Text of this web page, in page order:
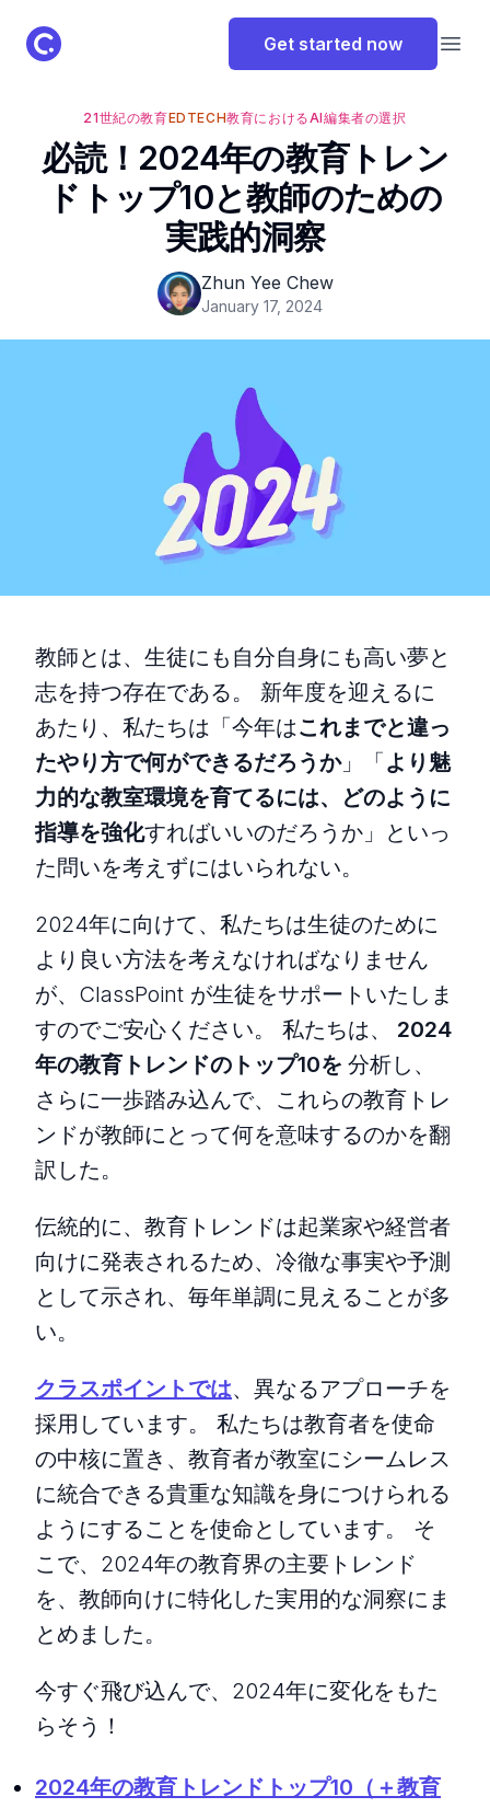
ClassPoint Logo Get started now
21世紀の教育EDTECH教育におけるAI編集者の選択
必読！2024年の教育トレン
ドトップ10と教師のための
実践的洞察
Zhun Yee Chew
January 17, 2024
教師とは、生徒にも自分自身にも高い夢と
志を持つ存在である。 新年度を迎えるに
あたり、私たちは「今年はこれまでと違っ
たやり方で何ができるだろうか」「より魅
力的な教室環境を育てるには、どのように
指導を強化すればいいのだろうか」といっ
た問いを考えずにはいられない。
2024年に向けて、私たちは生徒のために
より良い方法を考えなければなりません
が、ClassPoint が生徒をサポートいたしま
すのでご安心ください。 私たちは、
2024
年の教育トレンドのトップ10を 分析し、
さらに一歩踏み込んで、これらの教育トレ
ンドが教師にとって何を意味するのかを翻
訳した。
伝統的に、教育トレンドは起業家や経営者
向けに発表されるため、冷徹な事実や予測
として示され、毎年単調に見えることが多
い。
クラスポイントでは、異なるアプローチを
採用しています。 私たちは教育者を使命
の中核に置き、教育者が教室にシームレス
に統合できる貴重な知識を身につけられる
ようにすることを使命としています。 そ
こで、2024年の教育界の主要トレンド
を、教師向けに特化した実用的な洞察にま
とめました。
今すぐ飛び込んで、2024年に変化をもた
らそう！
2024年の教育トレンドトップ10（＋教育